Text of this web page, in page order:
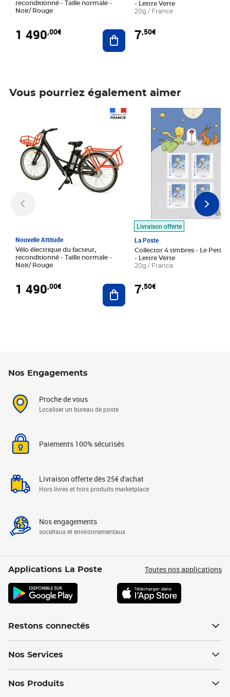
reconditionné - Taille normale -
Noir/ Rouge
1 490,00€ Ajouter au panier
- Lettre Verte
20g / France
7,50€
Vous pourriez également aimer
Nouvelle Attitude
Vélo électrique du facteur,
reconditionné - Taille normale -
Noir/ Rouge
1 490,00€ Ajouter au panier
Livraison offerte
La Poste
Collector 4 timbres - Le Petit
- Lettre Verte
20g / France
7,50€
Prix 7,50€
Nos Engagements
Proche de vous
Localiser un bureau de poste
Paiements 100% sécurisés
Livraison offerte dès 25€ d'achat
Hors livres et hors produits marketplace
Nos engagements
sociétaux et environnementaux
Applications La Poste Toutes nos applications
Restons connectés
Nos Services
Nos Produits